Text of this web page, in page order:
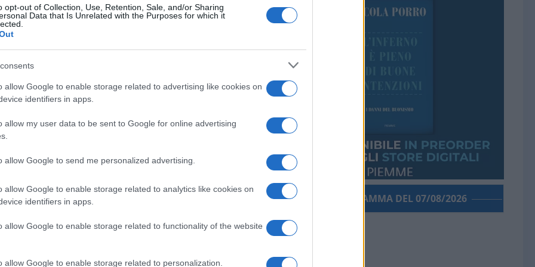
opt-out of Collection, Use, Retention, Sale, and/or Sharing
Data that Is Unrelated with the Purposes for which it
allow Google to enable storage related to advertising like cookies on
identifiers in apps.
allow my user data to be sent to Google for online advertising
allow Google to send me personalized advertising.
allow Google to enable storage related to analytics like cookies on
identifiers in apps.
allow Google to enable storage related to functionality of the website
allow Google to enable storage related to personalization.
non è “un uomo”di Nicola Porro
ha salvato la civiltà
non ci hanno pensato prima?
, credevano di imporre la Narrazione che
conformismo, con l’autoritarismo del
a mare la sacra percezione, su cui
e liquida, non appena il gioco non regge
biologiciha la coda di paglia, è utilizzato
e distogliere dalla realtà ultima, pratica
evangelico: sì, no, le cose sono semplici,
PORROGRAMMA DEL 07/08/2026